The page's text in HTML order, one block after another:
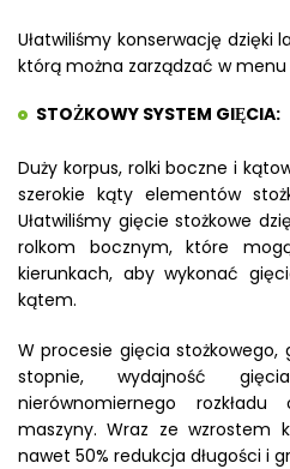
Ułatwiliśmy konserwację dzięki
którą można zarządzać w
STOŻKOWY SYSTEM GIĘCIA:
Duży korpus, rolki boczne i
szerokie kąty elementów
Ułatwiliśmy gięcie stożkowe
rolkom bocznym, które
kierunkach, aby wykonać
kątem.
W procesie gięcia
stopnie, wydajność
nierównomiernego rozkładu
maszyny. Wraz ze wzrostem
nawet 50% redukcja długości i